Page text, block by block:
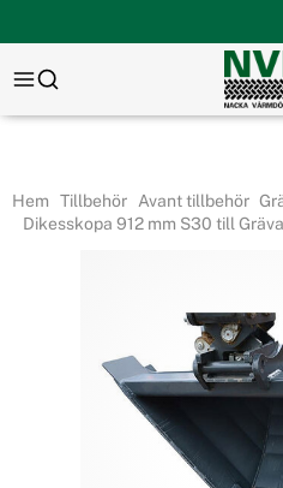
Hem Tillbehör Avant tillbehör
Dikesskopa 912 mm S30 till